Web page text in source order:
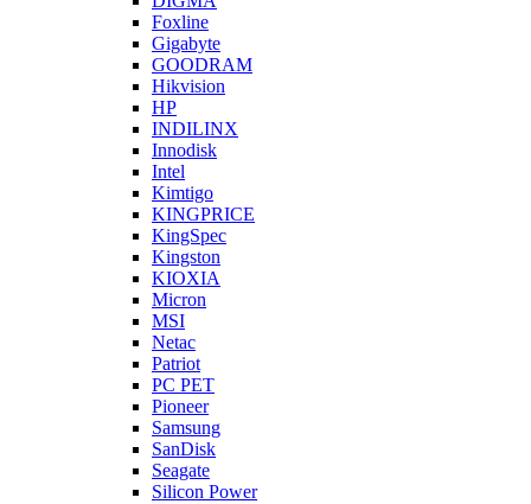
Foxline
Gigabyte
GOODRAM
Hikvision
HP
INDILINX
Innodisk
Intel
Kimtigo
KINGPRICE
KingSpec
Kingston
KIOXIA
Micron
MSI
Netac
Patriot
PC PET
Pioneer
Samsung
SanDisk
Seagate
Silicon Power